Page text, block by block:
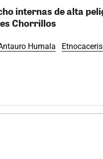
internas de alta
Chorrillos
Humala